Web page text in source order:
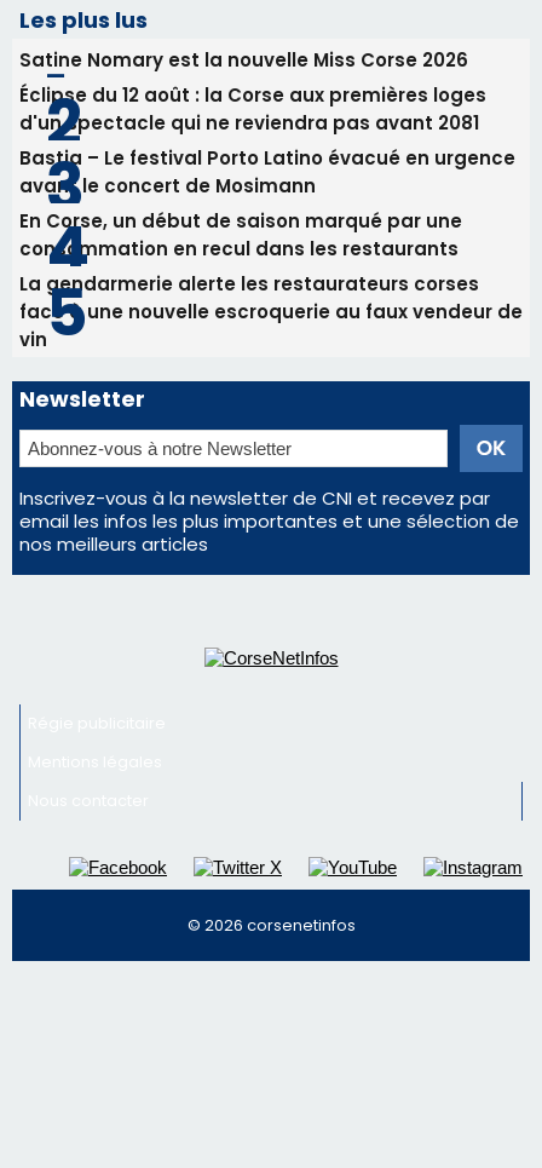
Les plus lus
Satine Nomary est la nouvelle Miss Corse 2026
Éclipse du 12 août : la Corse aux premières loges
d'un spectacle qui ne reviendra pas avant 2081
Bastia – Le festival Porto Latino évacué en urgence
avant le concert de Mosimann
En Corse, un début de saison marqué par une
consommation en recul dans les restaurants
La gendarmerie alerte les restaurateurs corses
face à une nouvelle escroquerie au faux vendeur de
vin
Newsletter
Inscrivez-vous à la newsletter de CNI et recevez par
email les infos les plus importantes et une sélection de
nos meilleurs articles
© 2026 corsenetinfos